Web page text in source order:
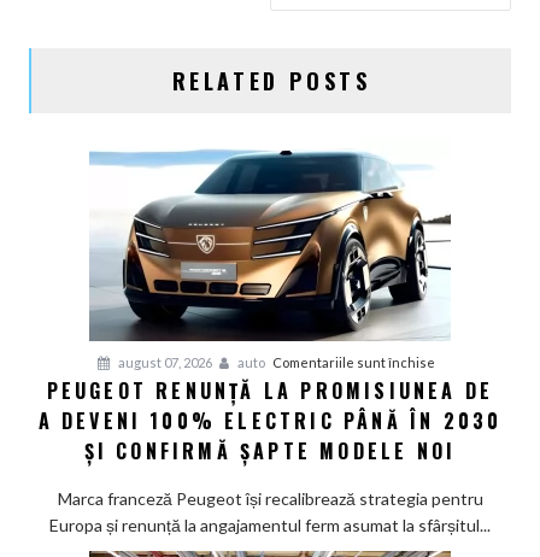
RELATED POSTS
august 07, 2026 auto Comentariile sunt închise
Peugeot
renunță
la
de
a
PEUGEOT RENUNȚĂ LA PROMISIUNEA DE
A DEVENI 100% ELECTRIC PÂNĂ ÎN 2030
ȘI CONFIRMĂ ȘAPTE MODELE NOI
Marca franceză Peugeot își recalibrează strategia pentru
Europa și renunță la angajamentul ferm asumat la sfârșitul...